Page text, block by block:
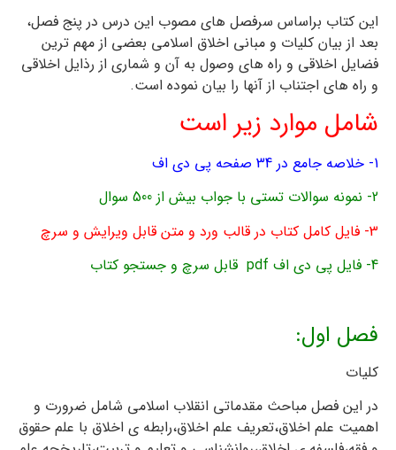
این کتاب براساس سرفصل های مصوب این درس در پنج فصل،
بعد از بیان کلیات و مبانی اخلاق اسلامی بعضی از مهم ترین
فضایل اخلاقی و راه های وصول به آن و شماری از رذایل اخلاقی
و راه های اجتناب از آنها را بیان نموده است.
شامل موارد زیر است
1- خلاصه جامع در 34 صفحه پی دی اف
2- نمونه سوالات تستی با جواب بیش از 500 سوال
3- فایل کامل کتاب در قالب ورد و متن قابل ویرایش و سرچ
4- فایل پی دی اف pdf قابل سرچ و جستجو کتاب
فصل اول:
کلیات
در این فصل مباحث مقدماتی انقلاب اسلامی شامل ضرورت و
اهمیت علم اخلاق،تعریف علم اخلاق،رابطه ی اخلاق با علم حقوق